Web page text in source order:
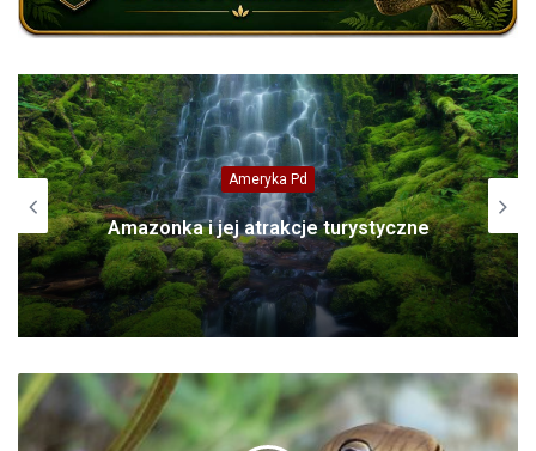
Azja
Ho Chi Minh (Sajgon) – tu bije serce
Wietnamu